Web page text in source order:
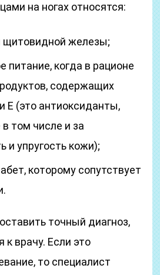
на ногах относятся:
щитовидной железы;
питание, когда в рационе
содержащих
Е (это антиоксиданты,
том числе и за
и упругость кожи);
которому сопутствует
точный диагноз,
к врачу. Если это
то специалист